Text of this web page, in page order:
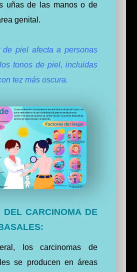
uñas de las manos o de
genital.
de piel afecta a personas
tonos de piel, incluidas
tez más oscura.
DEL CARCINOMA DE
los carcinomas de
se producen en áreas